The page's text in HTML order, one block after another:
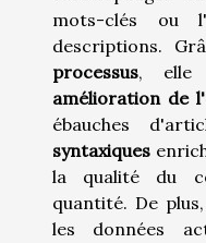
mots-clés ou
descriptions.
processus, elle
amélioration de
ébauches
syntaxiques
la qualité du
quantité. De
les données